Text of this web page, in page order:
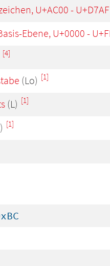
U+AC00 - U+D7AF
Ebene, U+0000 -
[4]
(Lo) [1]
(L) [1]
[1]